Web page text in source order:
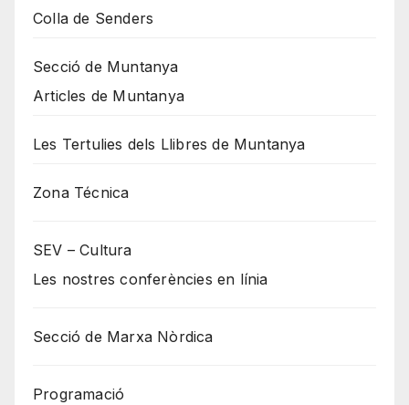
Colla de Senders
Secció de Muntanya
Articles de Muntanya
Les Tertulies dels Llibres de Muntanya
Zona Técnica
SEV – Cultura
Les nostres conferències en línia
Secció de Marxa Nòrdica
Programació